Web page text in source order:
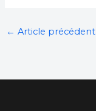
← Article précédent